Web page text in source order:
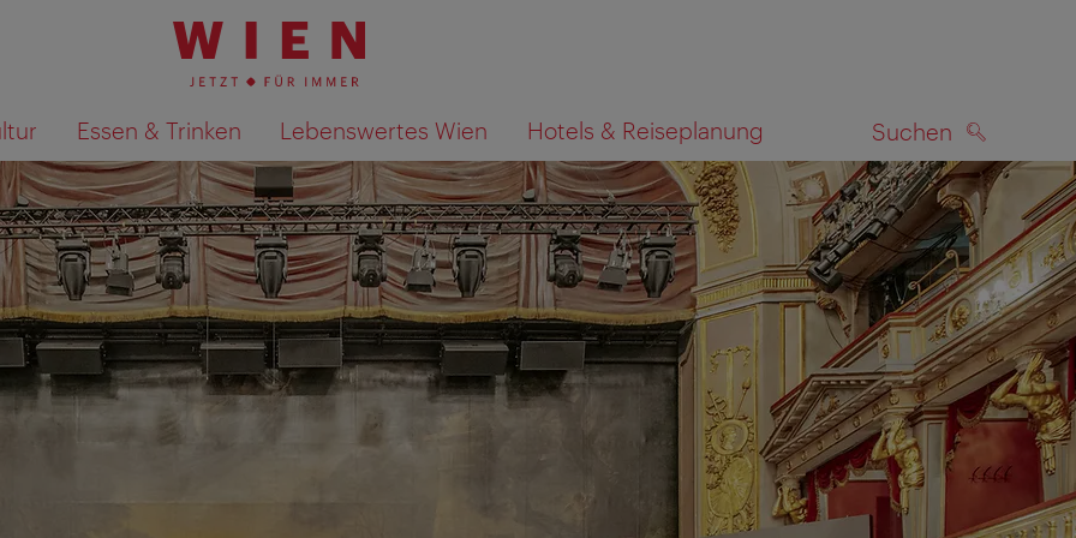
Essen & Trinken Lebenswertes Wien Hotels & Reiseplanung Suchen
Suchergebnisse auf Karte anzeigen SUCHEN